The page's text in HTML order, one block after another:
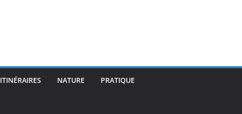
ITINÉRAIRES NATURE PRATIQUE